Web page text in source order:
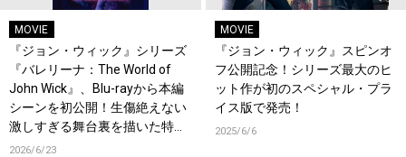
MOVIE
『ジョン・ウィック』シリーズ
『バレリーナ：The World of
John Wick』、Blu-rayから本編
シーンを初公開！生傷絶えない
激しすぎる舞台裏を描いた特典
映像など、見どころ満載！
2026/6/23
MOVIE
『ジョン・ウィック』スピンオ
フ公開記念！シリーズ最大のヒ
ット作が初のスペシャル・プラ
イス版で発売！
2025/6/6